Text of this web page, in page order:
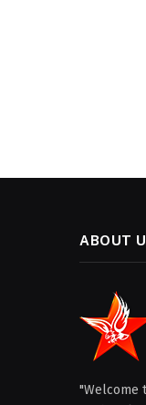
ABOUT
"Welcome